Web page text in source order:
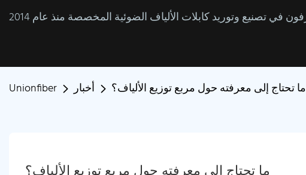
Unionfiber أخبار ما تحتاج إلى معرفته حول مربع توزيع الألياف؟
ما تحتاج إلى معرفته حول مربع توزيع الألياف؟